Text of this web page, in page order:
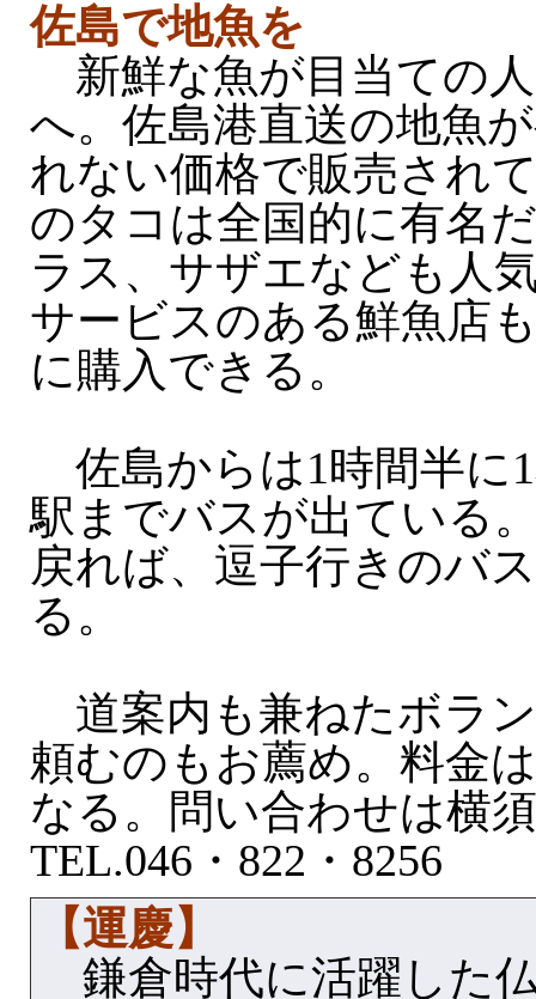
佐島で地魚を
新鮮な魚が目当ての
へ。佐島港直送の地魚
れない価格で販売され
のタコは全国的に有名
ラス、サザエなども人
サービスのある鮮魚店
に購入できる。
佐島からは1時間半に
駅までバスが出ている
戻れば、逗子行きのバ
る。
道案内も兼ねたボラ
頼むのもお薦め。料金
なる。問い合わせは横
TEL.046・822・8256
【運慶】
鎌倉時代に活躍した